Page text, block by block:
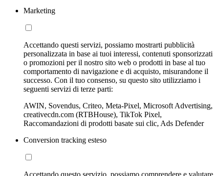
Marketing
Accettando questi servizi, possiamo mostrarti pubblicità
personalizzata in base ai tuoi interessi, contenuti sponsorizzati
o promozioni per il nostro sito web o prodotti in base al tuo
comportamento di navigazione e di acquisto, misurandone il
successo. Con il tuo consenso, su questo sito utilizziamo i
seguenti servizi di terze parti:
AWIN, Sovendus, Criteo, Meta-Pixel, Microsoft Advertising,
creativecdn.com (RTBHouse), TikTok Pixel,
Raccomandazioni di prodotti basate sui clic, Ads Defender
Conversion tracking esteso